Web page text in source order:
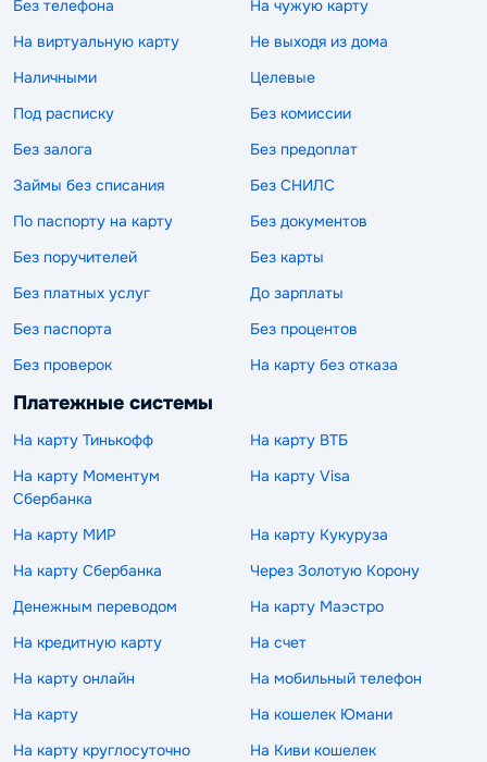
Без телефона
На чужую карту
На виртуальную карту
Не выходя из дома
Наличными
Целевые
Под расписку
Без комиссии
Без залога
Без предоплат
Займы без списания
Без СНИЛС
По паспорту на карту
Без документов
Без поручителей
Без карты
Без платных услуг
До зарплаты
Без паспорта
Без процентов
Без проверок
На карту без отказа
Платежные системы
На карту Тинькофф
На карту ВТБ
На карту Моментум
Сбербанка
На карту Visa
На карту МИР
На карту Кукуруза
На карту Сбербанка
Через Золотую Корону
Денежным переводом
На карту Маэстро
На кредитную карту
На счет
На карту онлайн
На мобильный телефон
На карту
На кошелек Юмани
На карту круглосуточно
На Киви кошелек